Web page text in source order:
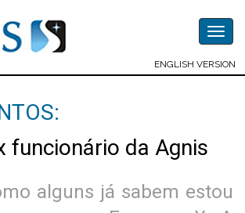
ENGLISH VERSION
funcionário da Agnis
alguns já sabem estou